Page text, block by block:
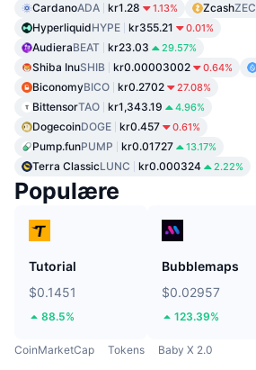
CardanoADA kr1.28 1.13% ZcashZEC
HyperliquidHYPE kr355.21 0.01%
AudieraBEAT kr23.03 29.57%
Shiba InuSHIB kr0.00003002 0.64%
BiconomyBICO kr0.2702 27.08%
BittensorTAO kr1,343.19 4.96%
DogecoinDOGE kr0.457 0.61%
Pump.funPUMP kr0.01727 13.17%
Terra ClassicLUNC kr0.000324 2.22%
Populære
Tutorial
$0.1451
88.5%
Bubblemaps
$0.02957
123.39%
CoinMarketCap Tokens Baby X 2.0